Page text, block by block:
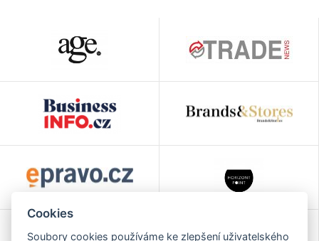
Cookies
Soubory cookies používáme ke zlepšení uživatelského